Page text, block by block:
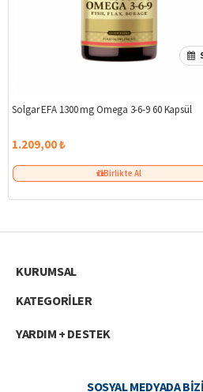
Solgar EFA 1300 mg Omega 3-6-9 60 Kapsül
1.209,00 ₺
Birlikte Al
KURUMSAL
KATEGORİLER
YARDIM + DESTEK
SOSYAL MEDYADA